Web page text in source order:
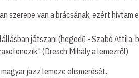
szerepe van a brácsának, ezért
játszani (hegedű - Szabó Attila,
(Dresch Mihály a lemezről)
jazz lemeze elismerését.